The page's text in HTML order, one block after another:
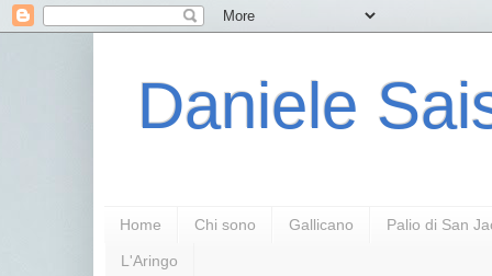
Daniele
Home Chi sono Gallicano Palio di San
L'Aringo